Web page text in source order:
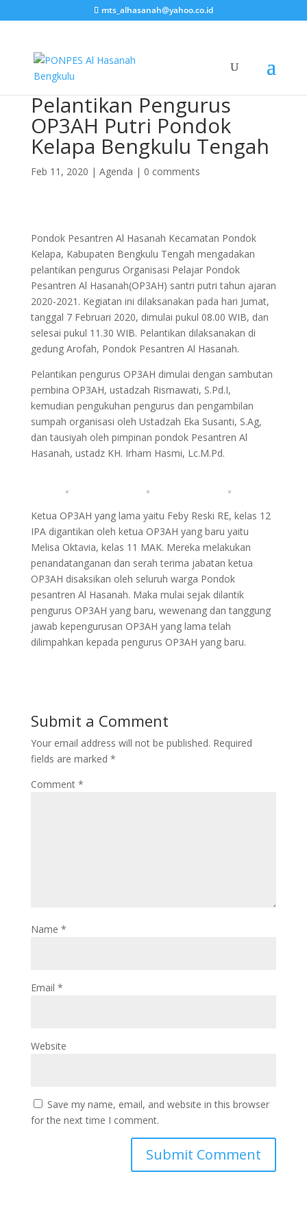
mts_alhasanah@yahoo.co.id
Pelantikan Pengurus
OP3AH Putri Pondok
Kelapa Bengkulu Tengah
Feb 11, 2020 | Agenda | 0 comments
Pondok Pesantren Al Hasanah Kecamatan Pondok
Kelapa, Kabupaten Bengkulu Tengah mengadakan
pelantikan pengurus Organisasi Pelajar Pondok
Pesantren Al Hasanah(OP3AH) santri putri tahun ajaran
2020-2021. Kegiatan ini dilaksanakan pada hari Jumat,
tanggal 7 Februari 2020, dimulai pukul 08.00 WIB, dan
selesai pukul 11.30 WIB. Pelantikan dilaksanakan di
gedung Arofah, Pondok Pesantren Al Hasanah.
Pelantikan pengurus OP3AH dimulai dengan sambutan
pembina OP3AH, ustadzah Rismawati, S.Pd.I,
kemudian pengukuhan pengurus dan pengambilan
sumpah organisasi oleh Ustadzah Eka Susanti, S.Ag,
dan tausiyah oleh pimpinan pondok Pesantren Al
Hasanah, ustadz KH. Irham Hasmi, Lc.M.Pd.
Ketua OP3AH yang lama yaitu Feby Reski RE, kelas 12
IPA digantikan oleh ketua OP3AH yang baru yaitu
Melisa Oktavia, kelas 11 MAK. Mereka melakukan
penandatanganan dan serah terima jabatan ketua
OP3AH disaksikan oleh seluruh warga Pondok
pesantren Al Hasanah. Maka mulai sejak dilantik
pengurus OP3AH yang baru, wewenang dan tanggung
jawab kepengurusan OP3AH yang lama telah
dilimpahkan kepada pengurus OP3AH yang baru.
Submit a Comment
Your email address will not be published. Required
fields are marked *
Comment *
Name *
Email *
Website
Save my name, email, and website in this browser
for the next time I comment.